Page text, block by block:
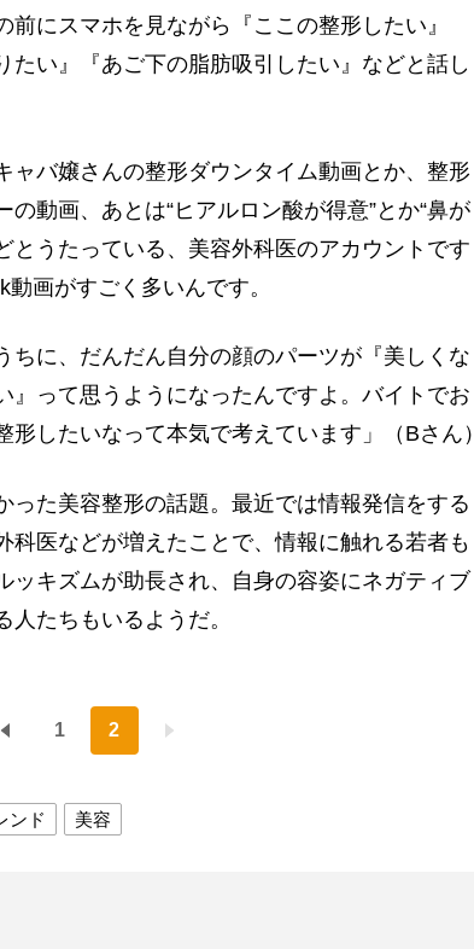
にスマホを見ながら『ここの整形したい』
たい』『あご下の脂肪吸引したい』などと話し
バ嬢さんの整形ダウンタイム動画とか、整形
動画、あとは“ヒアルロン酸が得意”とか“鼻が
とうたっている、美容外科医のアカウントです
画がすごく多いんです。
に、だんだん自分の顔のパーツが『美しくな
』って思うようになったんですよ。バイトでお
したいなって本気で考えています」（Bさん）
た美容整形の話題。最近では情報発信をする
科医などが増えたことで、情報に触れる若者も
ッキズムが助長され、自身の容姿にネガティブ
たちもいるようだ。
1 2
ンド 美容